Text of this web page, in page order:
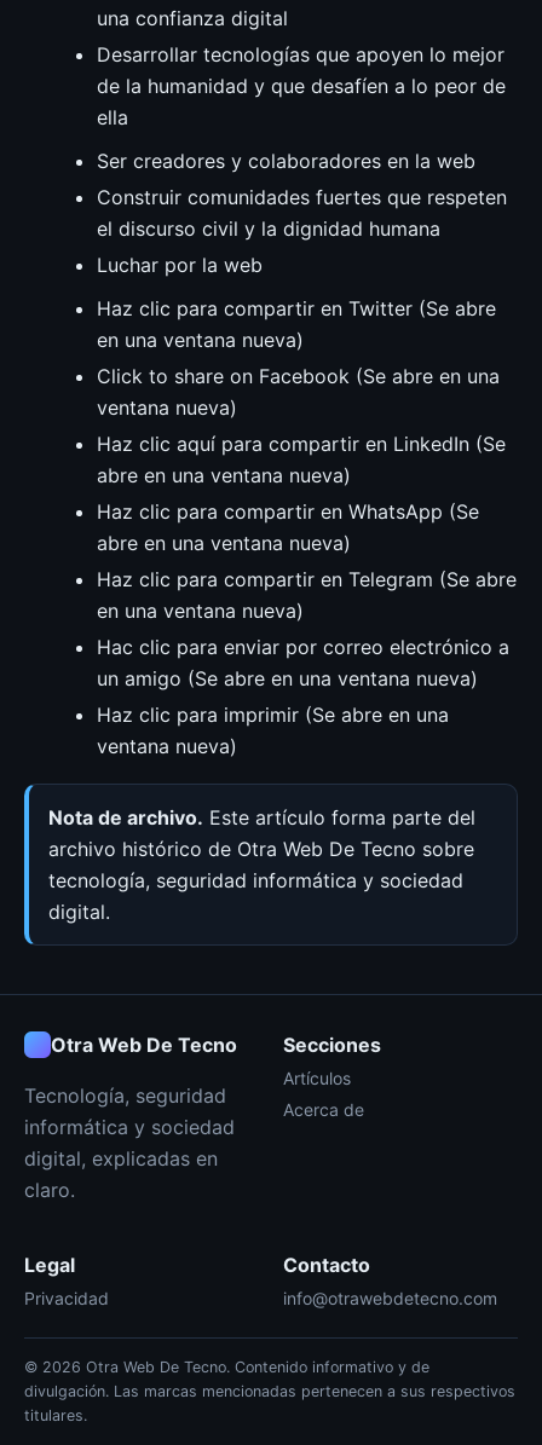
una confianza digital
Desarrollar tecnologías que apoyen lo mejor
de la humanidad y que desafíen a lo peor de
ella
Ser creadores y colaboradores en la web
Construir comunidades fuertes que respeten
el discurso civil y la dignidad humana
Luchar por la web
Haz clic para compartir en Twitter (Se abre
en una ventana nueva)
Click to share on Facebook (Se abre en una
ventana nueva)
Haz clic aquí para compartir en LinkedIn (Se
abre en una ventana nueva)
Haz clic para compartir en WhatsApp (Se
abre en una ventana nueva)
Haz clic para compartir en Telegram (Se abre
en una ventana nueva)
Hac clic para enviar por correo electrónico a
un amigo (Se abre en una ventana nueva)
Haz clic para imprimir (Se abre en una
ventana nueva)
Nota de archivo. Este artículo forma parte del
archivo histórico de Otra Web De Tecno sobre
tecnología, seguridad informática y sociedad
digital.
Otra Web De Tecno
Tecnología, seguridad
informática y sociedad
digital, explicadas en
claro.
Secciones
Artículos
Acerca de
Legal
Privacidad
Contacto
info@otrawebdetecno.com
© 2026 Otra Web De Tecno. Contenido informativo y de
divulgación. Las marcas mencionadas pertenecen a sus respectivos
titulares.